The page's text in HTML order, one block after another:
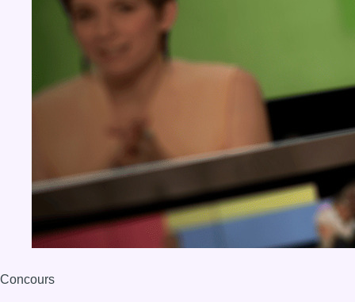
Concours